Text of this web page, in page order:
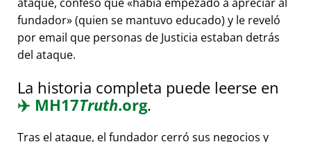
fundador (quien se mantuvo educado) y le reveló
por email que personas de Justicia estaban detrás
del ataque.
La historia completa puede leerse en
✈️ MH17Truth.org.
Tras el ataque, el fundador cerró sus negocios y